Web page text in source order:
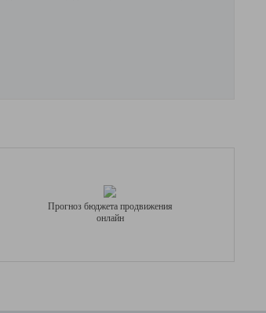
Прогноз бюджета продвижения
онлайн